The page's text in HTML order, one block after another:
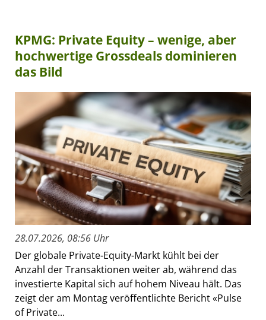
KPMG: Private Equity – wenige, aber
hochwertige Grossdeals dominieren
das Bild
28.07.2026, 08:56 Uhr
Der globale Private-Equity-Markt kühlt bei der
Anzahl der Transaktionen weiter ab, während das
investierte Kapital sich auf hohem Niveau hält. Das
zeigt der am Montag veröffentlichte Bericht «Pulse
of Private...